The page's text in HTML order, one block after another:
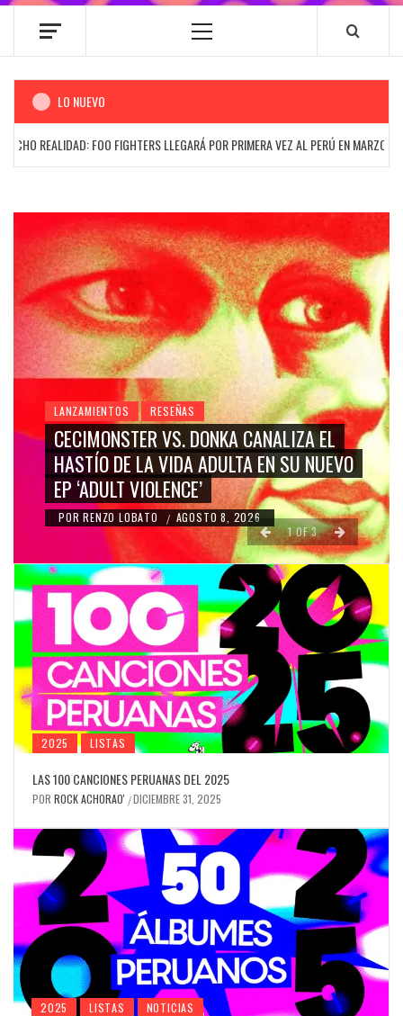
Menú
LO NUEVO
REALIDAD: FOO FIGHTERS LLEGARÁ POR PRIMERA VEZ AL PERÚ EN MARZO DEL
LANZAMIENTOS RESEÑAS
CECIMONSTER VS. DONKA CANALIZA EL
HASTÍO DE LA VIDA ADULTA EN SU NUEVO
EP ‘ADULT VIOLENCE’
POR RENZO LOBATO / AGOSTO 8, 2026
1OF3
2025 LISTAS
LAS 100 CANCIONES PERUANAS DEL 2025
POR ROCK ACHORAO' /DICIEMBRE 31, 2025
2025 LISTAS NOTICIAS